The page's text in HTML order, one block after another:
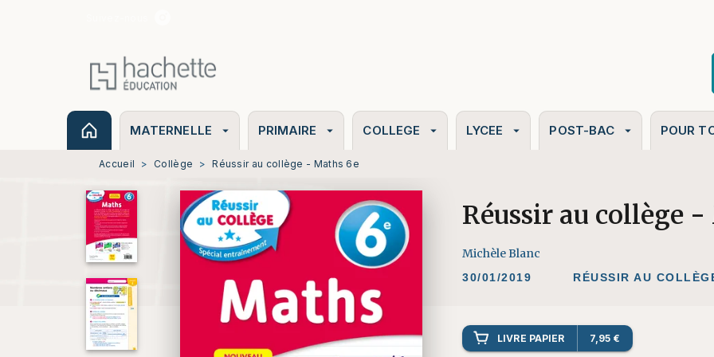
MATERNELLE arrow_drop_down PRIMAIRE arrow_drop_down COLLEGE arrow_drop_down LYCEE arrow_drop_down POST-BAC arrow_drop_down POUR
Accueil > Collège > Réussir au collège - Maths 6e
Réussir au collège
Michèle Blanc
30/01/2019 RÉUSSIR AU
LIVRE PAPIER 7,95 €